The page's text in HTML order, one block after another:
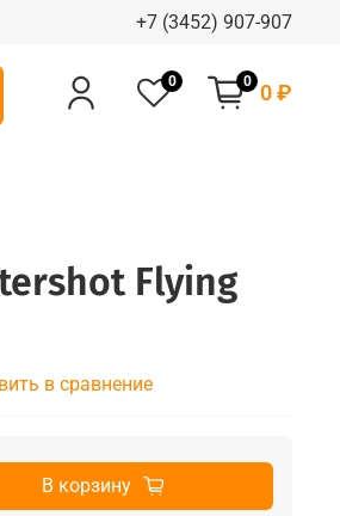
+7 (3452) 907-907
0 0 0 ₽
Flying
в сравнение
В корзину